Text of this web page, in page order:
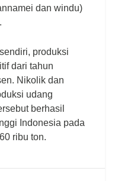
dan windu)
produksi
dari tahun
Nikolik dan
udang
berhasil
Indonesia pada
ribu ton.